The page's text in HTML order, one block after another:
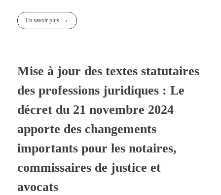
En savoir plus
Mise à jour des textes statutaires
des professions juridiques : Le
décret du 21 novembre 2024
apporte des changements
importants pour les notaires,
commissaires de justice et
avocats